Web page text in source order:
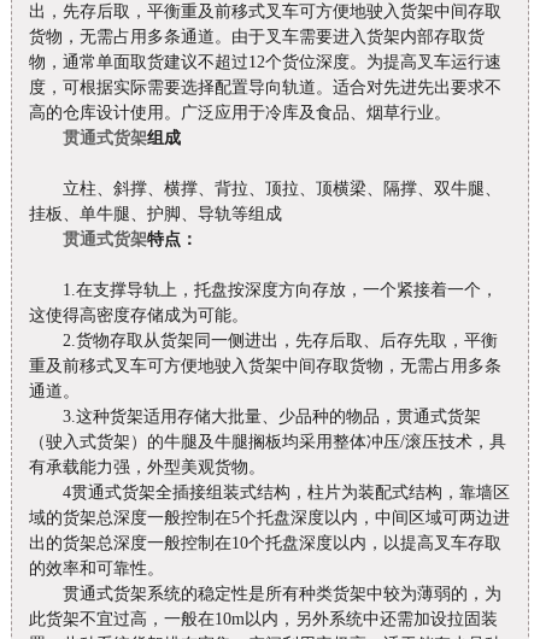
出，先存后取，平衡重及前移式叉车可方便地驶入货架中间存取
货物，无需占用多条通道。由于叉车需要进入货架内部存取货
物，通常单面取货建议不超过12个货位深度。为提高叉车运行速
度，可根据实际需要选择配置导向轨道。适合对先进先出要求不
高的仓库设计使用。广泛应用于冷库及食品、烟草行业。
贯通式货架组成
立柱、斜撑、横撑、背拉、顶拉、顶横梁、隔撑、双牛腿、
挂板、单牛腿、护脚、导轨等组成
贯通式货架特点：
1.在支撑导轨上，托盘按深度方向存放，一个紧接着一个，
这使得高密度存储成为可能。
2.货物存取从货架同一侧进出，先存后取、后存先取，平衡
重及前移式叉车可方便地驶入货架中间存取货物，无需占用多条
通道。
3.这种货架适用存储大批量、少品种的物品，贯通式货架
（驶入式货架）的牛腿及牛腿搁板均采用整体冲压/滚压技术，具
有承载能力强，外型美观货物。
4贯通式货架全插接组装式结构，柱片为装配式结构，靠墙区
域的货架总深度一般控制在5个托盘深度以内，中间区域可两边进
出的货架总深度一般控制在10个托盘深度以内，以提高叉车存取
的效率和可靠性。
贯通式货架系统的稳定性是所有种类货架中较为薄弱的，为
此货架不宜过高，一般在10m以内，另外系统中还需加设拉固装